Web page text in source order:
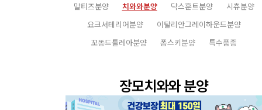
말티즈분양
치와와분양 닥스훈트분양
시츄분양
요크셔테리어분양
이탈리안그레이하운드분양
꼬똥드툴레아분양
폼스키분양 특수품종
장모치와와 분양